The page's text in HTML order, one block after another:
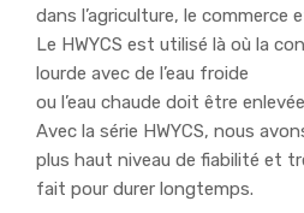
dans l’agriculture, le commerce
Le HWYCS est utilisé là où la
lourde avec de l’eau froide
ou l’eau chaude doit être
Avec la série HWYCS, nous
plus haut niveau de fiabilité et
fait pour durer longtemps.